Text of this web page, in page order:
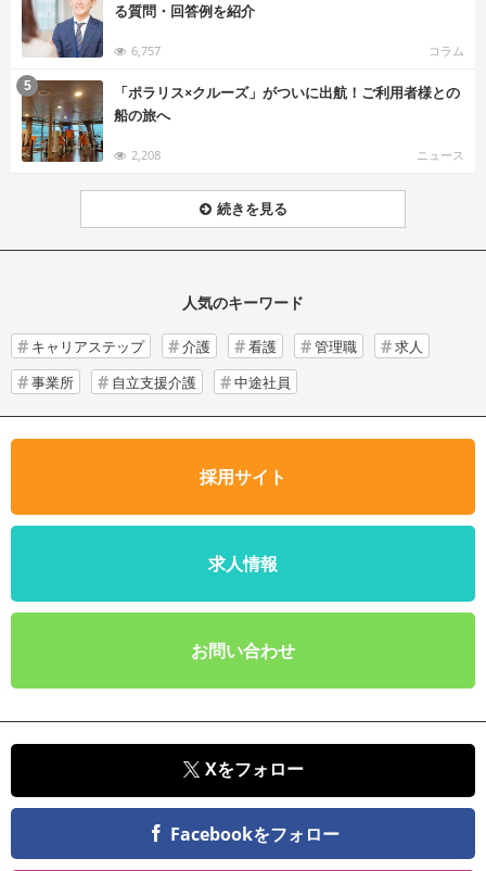
る質問・回答例を紹介
6,757 コラム
「ポラリス×クルーズ」がついに出航！ご利用者様との
船の旅へ
2,208 ニュース
5
続きを見る
人気のキーワード
キャリアステップ 介護 看護 管理職
求人
事業所
自立支援介護 中途社員
採用サイト
求人情報
お問い合わせ
Xをフォロー
Facebookをフォロー